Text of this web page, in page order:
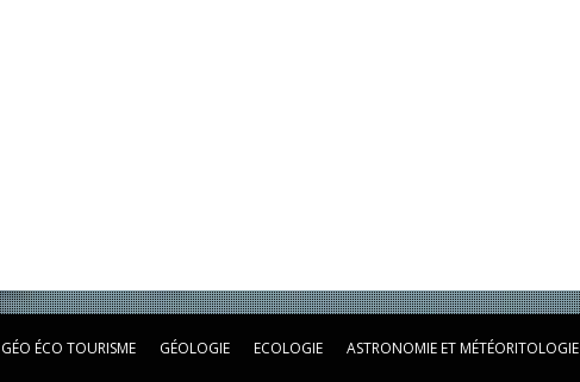
GÉO ÉCO TOURISME GÉOLOGIE ECOLOGIE ASTRONOMIE ET MÉTÉORITOLOGIE